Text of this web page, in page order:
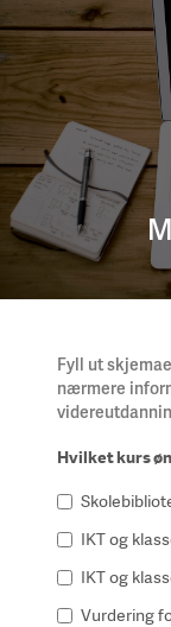
Fyll ut
nærmere
Hvilket kurs
IKT og
IKT og
Vurdering